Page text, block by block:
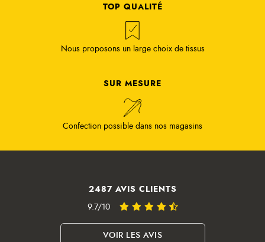
TOP QUALITÉ
Nous proposons un large choix de tissus
SUR MESURE
Confection possible dans nos magasins
2487 AVIS CLIENTS
9.7/10
VOIR LES AVIS